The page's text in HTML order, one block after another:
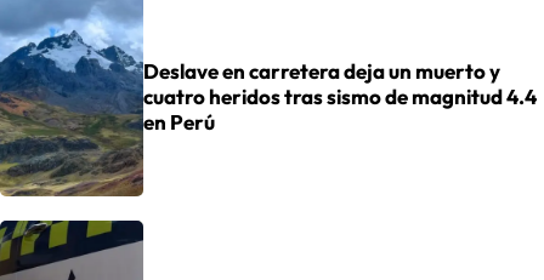
Deslave en carretera deja un muerto y
cuatro heridos tras sismo de magnitud 4.4
en Perú